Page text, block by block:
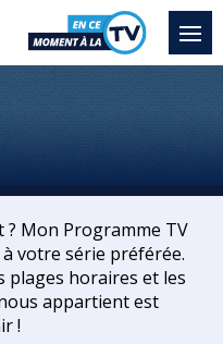
? Mon Programme TV
votre série préférée.
plages horaires et les
appartient est
!